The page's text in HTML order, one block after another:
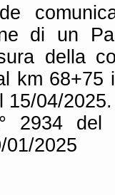
di un
della
km 68+75
15/04/2025.
2934 del
01/2025